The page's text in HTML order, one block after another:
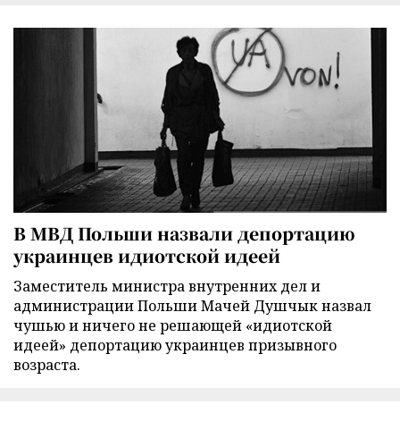
В МВД Польши назвали депортацию
украинцев идиотской идеей
Заместитель министра внутренних дел и
администрации Польши Мачей Душчык назвал
чушью и ничего не решающей «идиотской
идеей» депортацию украинцев призывного
возраста.